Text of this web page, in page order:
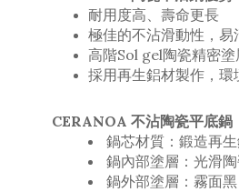
耐用度高、壽命更長
極佳的不沾滑動性，易
高階Sol gel陶瓷精密塗
採用再生鋁材製作，環
CERANOA 不沾陶瓷平底鍋
鍋芯材質：鍛造再
鍋內部塗層：光滑
鍋外部塗層：霧面黑